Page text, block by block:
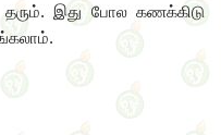
இது போல கணக்கிடு